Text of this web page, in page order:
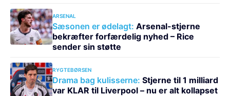
ARSENAL
Sæsonen er ødelagt: Arsenal-stjerne
bekræfter forfærdelig nyhed – Rice
sender sin støtte
RYGTEBØRSEN
Drama bag kulisserne: Stjerne til 1 milliard
var KLAR til Liverpool – nu er alt kollapset